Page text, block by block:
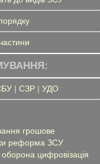
| СЗР| УДО
грошове
реформа ЗСУ
оборона цифровізація